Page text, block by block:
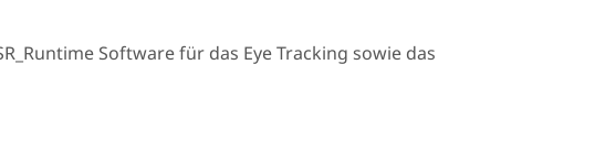
Software für das Eye Tracking sowie das